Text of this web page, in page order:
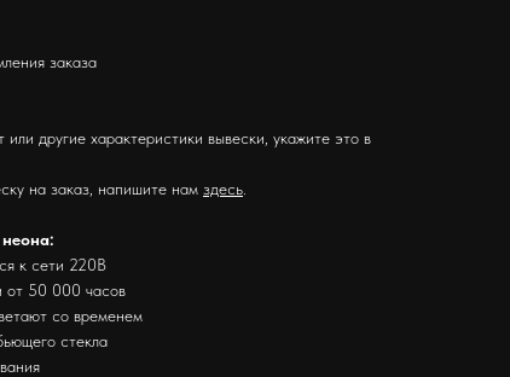
заказа
другие характеристики вывески, укажите это в
на заказ, напишите нам здесь
к сети 220В
от 50 000 часов
со временем
стекла